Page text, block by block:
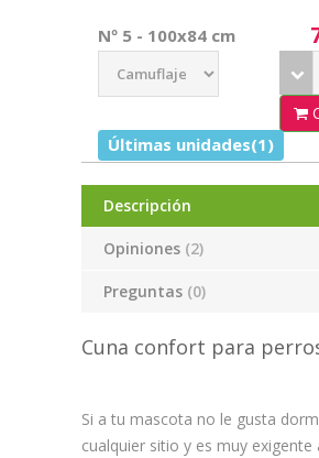
Nº 5 - 100x84 cm
Últimas unidades(1)
Descripción
Opiniones (2)
Preguntas (0)
Cuna confort para
Si a tu mascota no le gusta
cualquier sitio y es muy exigente